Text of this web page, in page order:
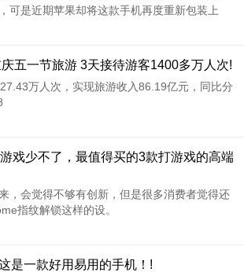
可是近期苹果却将这款手机再度重新包装上
个价格，其实已经可以买到很多配置相当不错
五一节旅游 3天接待游客1400多万人次!
万人次，实现旅游收入86.19亿元，同比分
戏少不了，最值得买的3款打游戏的高端
，会觉得不够有创新，但是很多消费者觉得还
指纹解锁这样的设。
是一款好用易用的手机！!